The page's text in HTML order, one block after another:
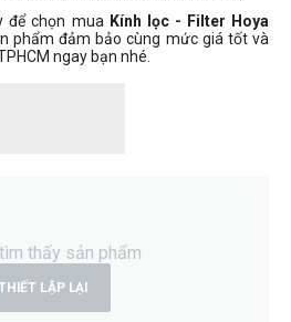
để chọn mua Kính lọc - Filter Hoya
phẩm đảm bảo cùng mức giá tốt và
ngay bạn nhé.
thấy sản phẩm
LẬP LẠI